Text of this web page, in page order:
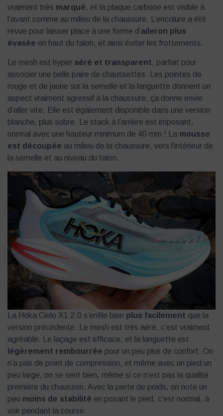
vraiment très marqué, et la plaque carbone est visible à
l’avant comme au milieu de la chaussure. L’encolure a été
revue pour laisser place à une forme d’aileron plus
évasée en haut du talon, et ainsi éviter les frottements.
Le mesh est hyper aéré et transparent, parfait pour
associer une belle paire de chaussettes. Les pointes de
rouge et de jaune sur la semelle et la languette donnent un
aspect vraiment agressif à la chaussure, ça donne envie
d’aller vite. Elle est également disponible dans une version
blanche, plus sobre. Le stack à l’arrière est imposant,
normal avec une hauteur minimum de 40 mm ! La mousse
est découpée au milieu de la chaussure, vers l'intérieur de
la semelle et au niveau du talon.
La Hoka Cielo X1 2.0 s’enfile bien plus facilement que la
version précédente. Le mesh est très aéré, c’est vraiment
agréable. Le laçage est efficace, et la languette est
légèrement rembourrée pour un peu plus de confort. On
n’a pas de point de compression, et même avec un pied un
peu large, on se sent bien, même si ce n’est pas la qualité
première du chausson. Avec la perte de poids, on note un
peu moins de stabilité en posant le pied, c’est normal, à
voir pendant la course.